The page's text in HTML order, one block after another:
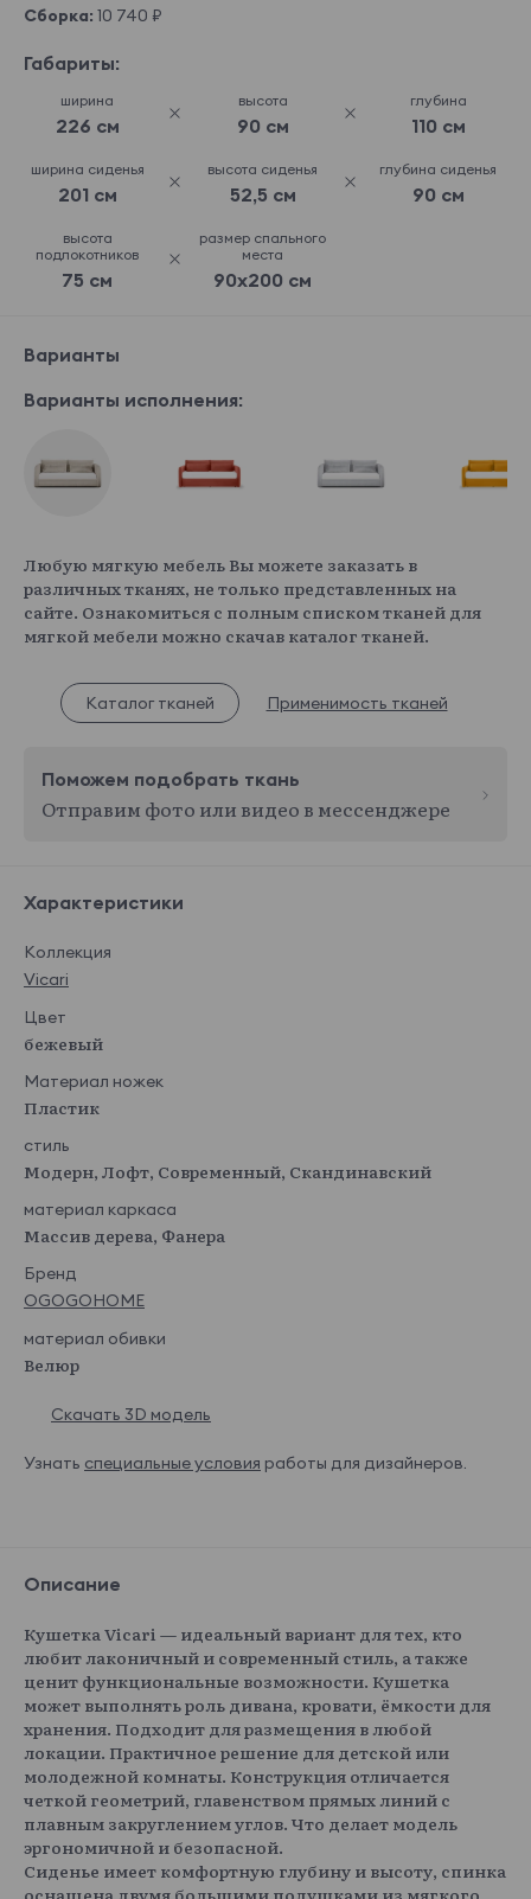
Сборка: 10 740 ₽
Габариты:
ширина
226 см
высота
90 см
глубина
110 см
ширина сиденья
201 см
высота сиденья
52,5 см
глубина сиденья
90 см
высота
подлокотников
75 см
размер спального
места
90x200 см
Варианты
Варианты исполнения:
Любую мягкую мебель Вы можете заказать в
различных тканях, не только представленных на
сайте. Ознакомиться с полным списком тканей для
мягкой мебели можно скачав каталог тканей.
Каталог тканей Применимость тканей
Поможем подобрать ткань
Отправим фото или видео в мессенджере
Характеристики
Коллекция
Vicari
Цвет
бежевый
Материал ножек
Пластик
стиль
Модерн, Лофт, Современный, Скандинавский
материал каркаса
Массив дерева, Фанера
Бренд
OGOGOHOME
материал обивки
Велюр
Скачать 3D модель
Узнать специальные условия работы для дизайнеров.
Описание
Кушетка Vicari — идеальный вариант для тех, кто
любит лаконичный и современный стиль, а также
ценит функциональные возможности. Кушетка
может выполнять роль дивана, кровати, ёмкости для
хранения. Подходит для размещения в любой
локации. Практичное решение для детской или
молодежной комнаты. Конструкция отличается
четкой геометрий, главенством прямых линий с
плавным закруглением углов. Что делает модель
эргономичной и безопасной.
Сиденье имеет комфортную глубину и высоту, спинка
оснащена двумя большими подушками из мягкого